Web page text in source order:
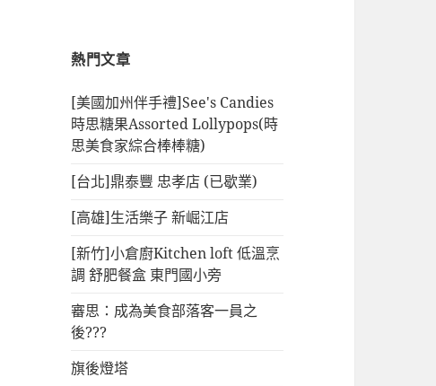
熱門文章
[美國加州伴手禮]See's Candies
時思糖果Assorted Lollypops(時
思美食家綜合棒棒糖)
[台北]鼎泰豐 忠孝店 (已歇業)
[高雄]生活樂子 新崛江店
[新竹]小倉廚Kitchen loft 低溫烹
調 舒肥餐盒 東門國小旁
審思：成為美食部落客一員之
後???
旗後燈塔